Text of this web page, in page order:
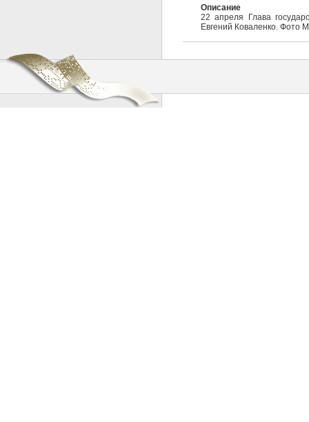
Описание
22 апреля Глава
Евгений Коваленко. Фото